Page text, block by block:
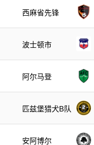
西麻省先锋
波士顿市
阿尔马登
匹兹堡猎犬B队
安阿博尔